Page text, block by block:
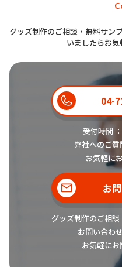
グッズ制作のご相談・無料サン
いましたらお
04-
受付時間
弊社へのご
お気軽に
お
グッズ制作のご相
お問い合わ
お気軽にお